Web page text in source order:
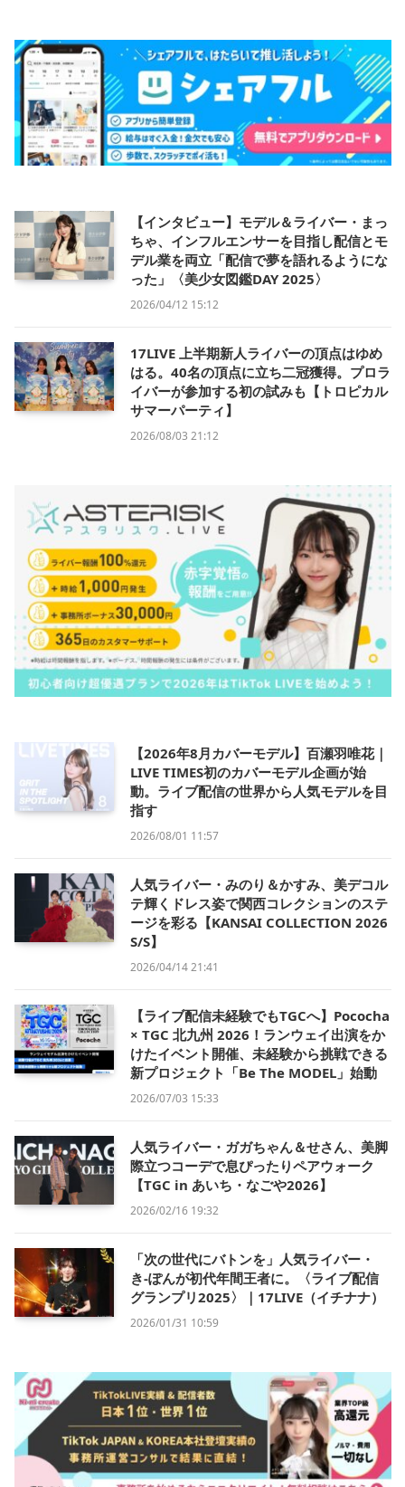
【インタビュー】モデル＆ライバー・まっ
ちゃ、インフルエンサーを目指し配信とモ
デル業を両立「配信で夢を語れるようにな
った」〈美少女図鑑DAY 2025〉
2026/04/12 15:12
17LIVE 上半期新人ライバーの頂点はゆめ
はる。40名の頂点に立ち二冠獲得。プロラ
イバーが参加する初の試みも【トロピカル
サマーパーティ】
2026/08/03 21:12
【2026年8月カバーモデル】百瀬羽唯花｜
LIVE TIMES初のカバーモデル企画が始
動。ライブ配信の世界から人気モデルを目
指す
2026/08/01 11:57
人気ライバー・みのり＆かすみ、美デコル
テ輝くドレス姿で関西コレクションのステ
ージを彩る【KANSAI COLLECTION 2026
S/S】
2026/04/14 21:41
【ライブ配信未経験でもTGCへ】Pococha
× TGC 北九州 2026！ランウェイ出演をか
けたイベント開催、未経験から挑戦できる
新プロジェクト「Be The MODEL」始動
2026/07/03 15:33
人気ライバー・ガガちゃん＆せさん、美脚
際立つコーデで息ぴったりペアウォーク
【TGC in あいち・なごや2026】
2026/02/16 19:32
「次の世代にバトンを」人気ライバー・
き-ぽんが初代年間王者に。〈ライブ配信
グランプリ2025〉｜17LIVE（イチナナ）
2026/01/31 10:59